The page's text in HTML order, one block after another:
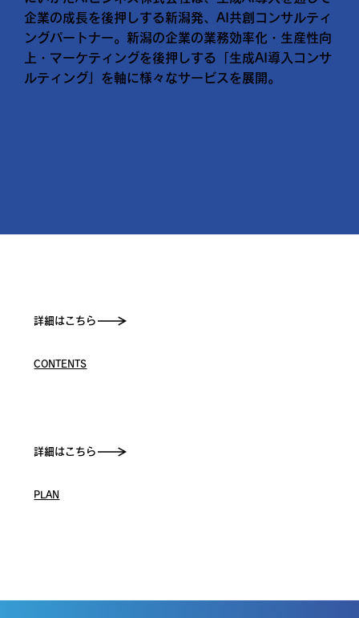
企業の成長を後押しする新潟発、AI共創コンサルティ
ングパートナー。新潟の企業の業務効率化・生産性向
上・マーケティングを後押しする「生成AI導入コンサ
ルティング」を軸に様々なサービスを展開。
CONTENTS
詳細はこちら
PLAN
詳細はこちら